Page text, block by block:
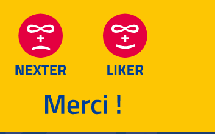
RETOUR